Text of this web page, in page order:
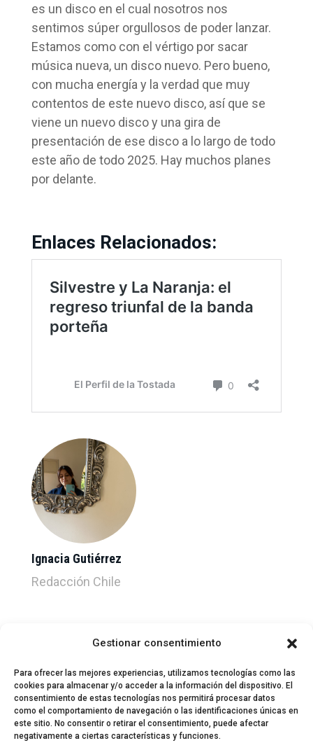
Gestionar consentimiento
Para ofrecer las mejores experiencias, utilizamos tecnologías como las
cookies para almacenar y/o acceder a la información del dispositivo. El
consentimiento de estas tecnologías nos permitirá procesar datos
como el comportamiento de navegación o las identificaciones únicas en
este sitio. No consentir o retirar el consentimiento, puede afectar
negativamente a ciertas características y funciones.
es un disco en el cual nosotros nos
sentimos súper orgullosos de poder lanzar.
Estamos como con el vértigo por sacar
música nueva, un disco nuevo. Pero bueno,
con mucha energía y la verdad que muy
contentos de este nuevo disco, así que se
viene un nuevo disco y una gira de
presentación de ese disco a lo largo de todo
este año de todo 2025. Hay muchos planes
por delante.
Enlaces Relacionados:
Ignacia Gutiérrez
Redacción Chile